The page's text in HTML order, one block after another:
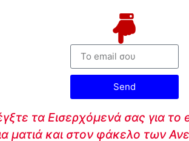
Send
τα Εισερχόμενά σας για το
ματιά και στον φάκελο των